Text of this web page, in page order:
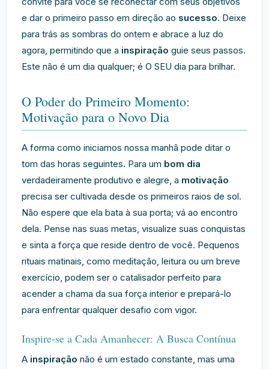
e dar o primeiro passo em direção ao sucesso. Deixe
para trás as sombras do ontem e abrace a luz do
agora, permitindo que a inspiração guie seus passos.
Este não é um dia qualquer; é O SEU dia para brilhar.
O Poder do Primeiro Momento:
Motivação para o Novo Dia
A forma como iniciamos nossa manhã pode ditar o
tom das horas seguintes. Para um bom dia
verdadeiramente produtivo e alegre, a motivação
precisa ser cultivada desde os primeiros raios de sol.
Não espere que ela bata à sua porta; vá ao encontro
dela. Pense nas suas metas, visualize suas conquistas
e sinta a força que reside dentro de você. Pequenos
rituais matinais, como meditação, leitura ou um breve
exercício, podem ser o catalisador perfeito para
acender a chama da sua força interior e prepará-lo
para enfrentar qualquer desafio com vigor.
Inspire-se a Cada Amanhecer: A Busca Contínua
A inspiração não é um estado constante, mas uma